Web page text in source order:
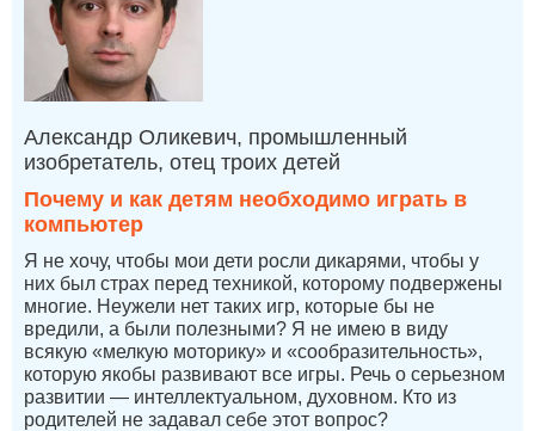
Александр Оликевич, промышленный
изобретатель, отец троих детей
Почему и как детям необходимо играть в
компьютер
Я не хочу, чтобы мои дети росли дикарями, чтобы у
них был страх перед техникой, которому подвержены
многие. Неужели нет таких игр, которые бы не
вредили, а были полезными? Я не имею в виду
всякую «мелкую моторику» и «сообразительность»,
которую якобы развивают все игры. Речь о серьезном
развитии — интеллектуальном, духовном. Кто из
родителей не задавал себе этот вопрос?